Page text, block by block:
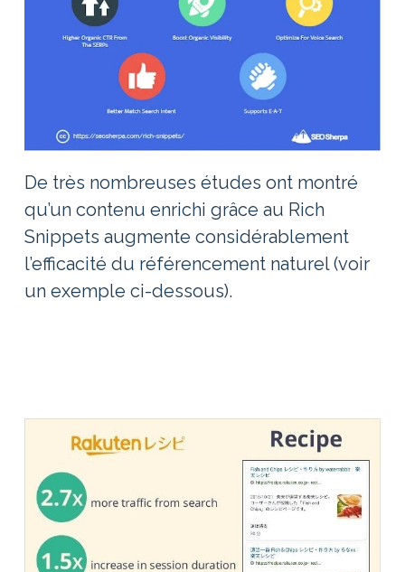
De très nombreuses études ont montré
qu’un contenu enrichi grâce au Rich
Snippets augmente considérablement
l’efficacité du référencement naturel (voir
un exemple ci-dessous).